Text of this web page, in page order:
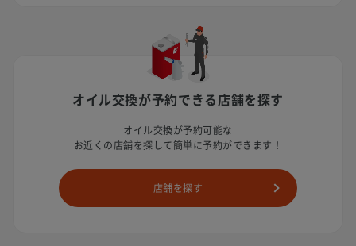
オイル交換が予約できる店舗を探す
オイル交換が予約可能な
お近くの店舗を探して簡単に予約ができます！
店舗を探す